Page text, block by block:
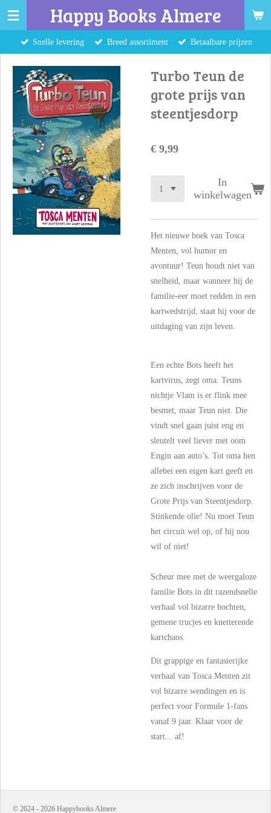
Ga
naar
hoofdinhoud
Happy Books Almere
Snelle levering Breed assortiment Betaalbare prijzen
Turbo Teun de
grote prijs van
steentjesdorp
€ 9,99
In
winkelwagen
Het nieuwe boek van Tosca
Menten, vol humor en
avontuur! Teun houdt niet van
snelheid, maar wanneer hij de
familie-eer moet redden in een
kartwedstrijd, staat hij voor de
uitdaging van zijn leven.
Een echte Bots heeft het
kartvirus, zegt oma. Teuns
nichtje Vlam is er flink mee
besmet, maar Teun niet. Die
vindt snel gaan juist eng en
sleutelt veel liever met oom
Engin aan auto’s. Tot oma hen
allebei een eigen kart geeft en
ze zich inschrijven voor de
Grote Prijs van Steentjesdorp.
Stinkende olie! Nu moet Teun
het circuit wel op, of hij nou
wil of niet!
Scheur mee met de weergaloze
familie Bots in dit razendsnelle
verhaal vol bizarre bochten,
gemene trucjes en knetterende
kartchaos.
Dit grappige en fantasierijke
verhaal van Tosca Menten zit
vol bizarre wendingen en is
perfect voor Formule 1-fans
vanaf 9 jaar. Klaar voor de
start... af!
© 2024 - 2026 Happybooks Almere